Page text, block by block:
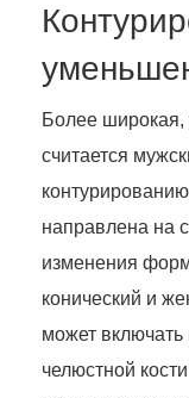
Более широкая,
считается
направлена на
изменения
конический и
может включать
челюстной